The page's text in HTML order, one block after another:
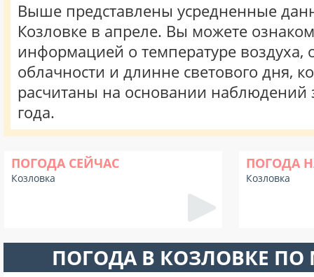
Выше представлены усредненные
Козловке в апреле. Вы можете
информацией о температуре воздуха,
облачности и длинне светового дня,
расчитаны на основании наблюдений
года.
ПОГОДА СЕЙЧАС
Козловка
ПОГОДА
Козловка
ПОГОДА В КОЗЛОВКЕ